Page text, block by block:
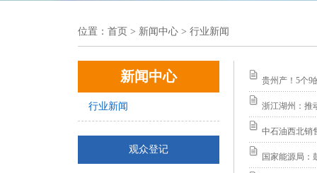
位置： 首页 > 新闻中心 > 行业新闻
新闻中心
行业新闻
观众登记
贵州产！5个9
浙江湖州：推
中石油西北销
国家能源局：